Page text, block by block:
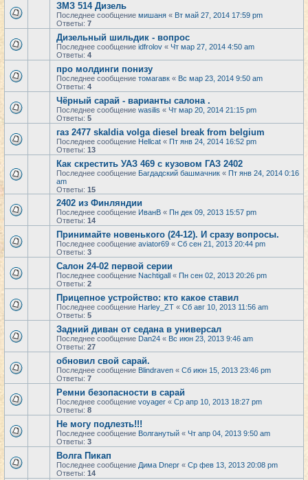
ЗМЗ 514 Дизель
Последнее сообщение мишаня « Вт май 27, 2014 17:59 pm
Ответы: 7
Дизельный шильдик - вопрос
Последнее сообщение idfrolov « Чт мар 27, 2014 4:50 am
Ответы: 4
про молдинги понизу
Последнее сообщение томагавк « Вс мар 23, 2014 9:50 am
Ответы: 4
Чёрный сарай - варианты салона .
Последнее сообщение wasilis « Чт мар 20, 2014 21:15 pm
Ответы: 5
газ 2477 skaldia volga diesel break from belgium
Последнее сообщение Hellcat « Пт янв 24, 2014 16:52 pm
Ответы: 13
Как скрестить УАЗ 469 с кузовом ГАЗ 2402
Последнее сообщение Багдадский башмачник « Пт янв 24, 2014 0:16
am
Ответы: 15
2402 из Финляндии
Последнее сообщение ИванВ « Пн дек 09, 2013 15:57 pm
Ответы: 14
Принимайте новенького (24-12). И сразу вопросы.
Последнее сообщение aviator69 « Сб сен 21, 2013 20:44 pm
Ответы: 3
Салон 24-02 первой серии
Последнее сообщение Nachtigall « Пн сен 02, 2013 20:26 pm
Ответы: 2
Прицепное устройство: кто какое ставил
Последнее сообщение Harley_ZT « Сб авг 10, 2013 11:56 am
Ответы: 5
Задний диван от седана в универсал
Последнее сообщение Dan24 « Вс июн 23, 2013 9:46 am
Ответы: 27
обновил свой сарай.
Последнее сообщение Blindraven « Сб июн 15, 2013 23:46 pm
Ответы: 7
Ремни безопасности в сарай
Последнее сообщение voyager « Ср апр 10, 2013 18:27 pm
Ответы: 8
Не могу подлезть!!!
Последнее сообщение Волганутый « Чт апр 04, 2013 9:50 am
Ответы: 3
Волга Пикап
Последнее сообщение Дима Dnepr « Ср фев 13, 2013 20:08 pm
Ответы: 14